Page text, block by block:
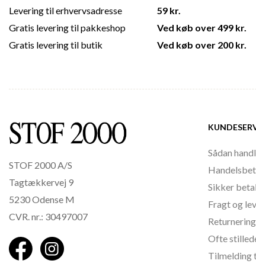
Levering til erhvervsadresse
Gratis levering til pakkeshop
Gratis levering til butik
59 kr.
Ved køb over 499 kr.
Ved køb over 200 kr.
STOF 2000 A/S
Tagtækkervej 9
5230 Odense M
CVR. nr.: 30497007
Sådan
Sikker
Fragt og
Ofte
Tilmelding